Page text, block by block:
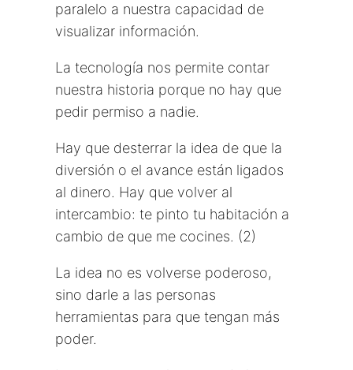
paralelo a nuestra capacidad de
visualizar información.
La tecnología nos permite contar
nuestra historia porque no hay que
pedir permiso a nadie.
Hay que desterrar la idea de que la
diversión o el avance están ligados
al dinero. Hay que volver al
intercambio: te pinto tu habitación a
cambio de que me cocines. (2)
La idea no es volverse poderoso,
sino darle a las personas
herramientas para que tengan más
poder.